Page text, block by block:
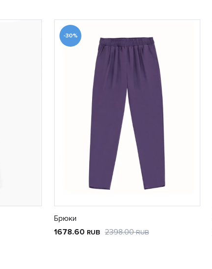
-30%
Брюки
1678.60 RUB 2398.00RUB